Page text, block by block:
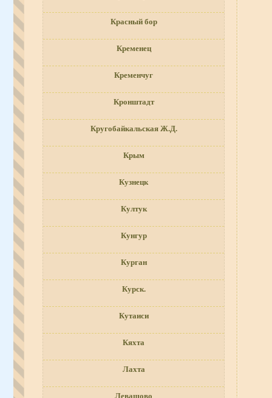
Красный бор
Кременец
Кременчуг
Кронштадт
Кругобайкальская Ж.Д.
Крым
Кузнецк
Култук
Кунгур
Курган
Курск.
Кутаиси
Кяхта
Лахта
Левашово